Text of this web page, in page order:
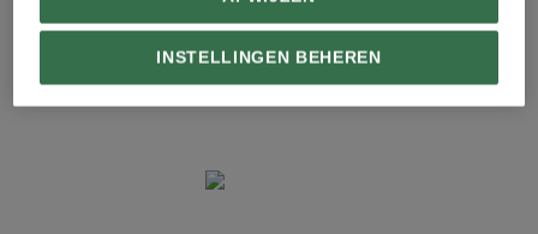
MEER VAN NATIONAL GEOGRAPHIC
INSTELLINGEN BEHEREN